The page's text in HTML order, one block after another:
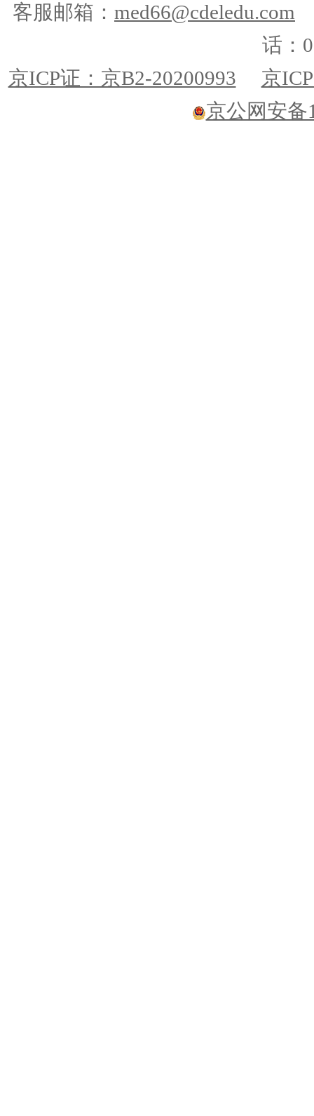
客服邮箱： med66@cdeledu.com
话：
京ICP证：京B2-20200993
京
京公网安备